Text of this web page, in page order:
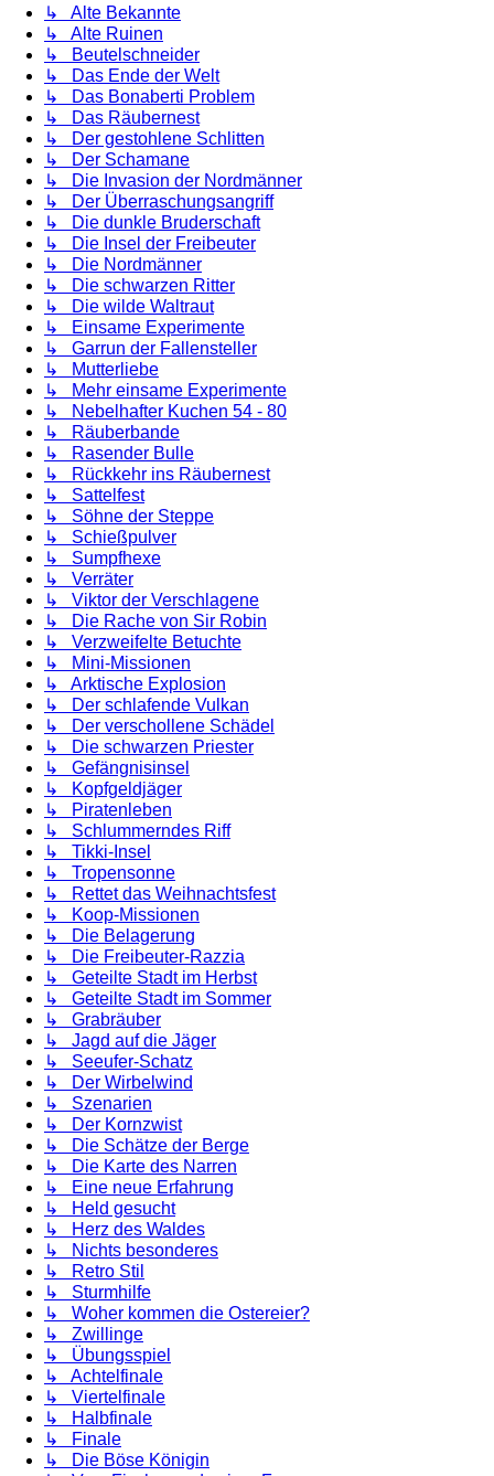
↳ Alte Bekannte
↳ Alte Ruinen
↳ Beutelschneider
↳ Das Ende der Welt
↳ Das Bonaberti Problem
↳ Das Räubernest
↳ Der gestohlene Schlitten
↳ Der Schamane
↳ Die Invasion der Nordmänner
↳ Der Überraschungsangriff
↳ Die dunkle Bruderschaft
↳ Die Insel der Freibeuter
↳ Die Nordmänner
↳ Die schwarzen Ritter
↳ Die wilde Waltraut
↳ Einsame Experimente
↳ Garrun der Fallensteller
↳ Mutterliebe
↳ Mehr einsame Experimente
↳ Nebelhafter Kuchen 54 - 80
↳ Räuberbande
↳ Rasender Bulle
↳ Rückkehr ins Räubernest
↳ Sattelfest
↳ Söhne der Steppe
↳ Schießpulver
↳ Sumpfhexe
↳ Verräter
↳ Viktor der Verschlagene
↳ Die Rache von Sir Robin
↳ Verzweifelte Betuchte
↳ Mini-Missionen
↳ Arktische Explosion
↳ Der schlafende Vulkan
↳ Der verschollene Schädel
↳ Die schwarzen Priester
↳ Gefängnisinsel
↳ Kopfgeldjäger
↳ Piratenleben
↳ Schlummerndes Riff
↳ Tikki-Insel
↳ Tropensonne
↳ Rettet das Weihnachtsfest
↳ Koop-Missionen
↳ Die Belagerung
↳ Die Freibeuter-Razzia
↳ Geteilte Stadt im Herbst
↳ Geteilte Stadt im Sommer
↳ Grabräuber
↳ Jagd auf die Jäger
↳ Seeufer-Schatz
↳ Der Wirbelwind
↳ Szenarien
↳ Der Kornzwist
↳ Die Schätze der Berge
↳ Die Karte des Narren
↳ Eine neue Erfahrung
↳ Held gesucht
↳ Herz des Waldes
↳ Nichts besonderes
↳ Retro Stil
↳ Sturmhilfe
↳ Woher kommen die Ostereier?
↳ Zwillinge
↳ Übungsspiel
↳ Achtelfinale
↳ Viertelfinale
↳ Halbfinale
↳ Finale
↳ Die Böse Königin